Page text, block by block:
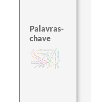
Palavras-
chave
fundamentalismo
jacobi protágorasexperiência temporal
metafísica do tempogéneroidade
intolerância history of philosophy
homem-medida
j.c.m. neto
palavra
literatura (poética)
perdón
leyes
violencia
guayaquil
logos
lei
desejo
sacrifício
bataille
mind
philosophy
animais